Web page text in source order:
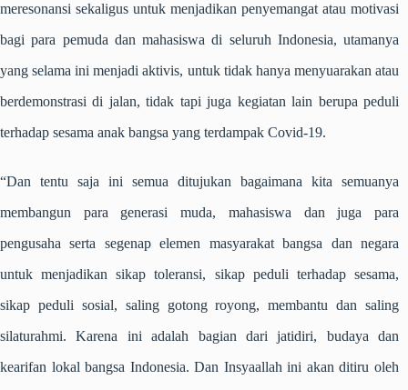
meresonansi sekaligus untuk menjadikan penyemangat atau motivasi
bagi para pemuda dan mahasiswa di seluruh Indonesia, utamanya
yang selama ini menjadi aktivis, untuk tidak hanya menyuarakan atau
berdemonstrasi di jalan, tidak tapi juga kegiatan lain berupa peduli
terhadap sesama anak bangsa yang terdampak Covid-19.
“Dan tentu saja ini semua ditujukan bagaimana kita semuanya
membangun para generasi muda, mahasiswa dan juga para
pengusaha serta segenap elemen masyarakat bangsa dan negara
untuk menjadikan sikap toleransi, sikap peduli terhadap sesama,
sikap peduli sosial, saling gotong royong, membantu dan saling
silaturahmi. Karena ini adalah bagian dari jatidiri, budaya dan
kearifan lokal bangsa Indonesia. Dan Insyaallah ini akan ditiru oleh